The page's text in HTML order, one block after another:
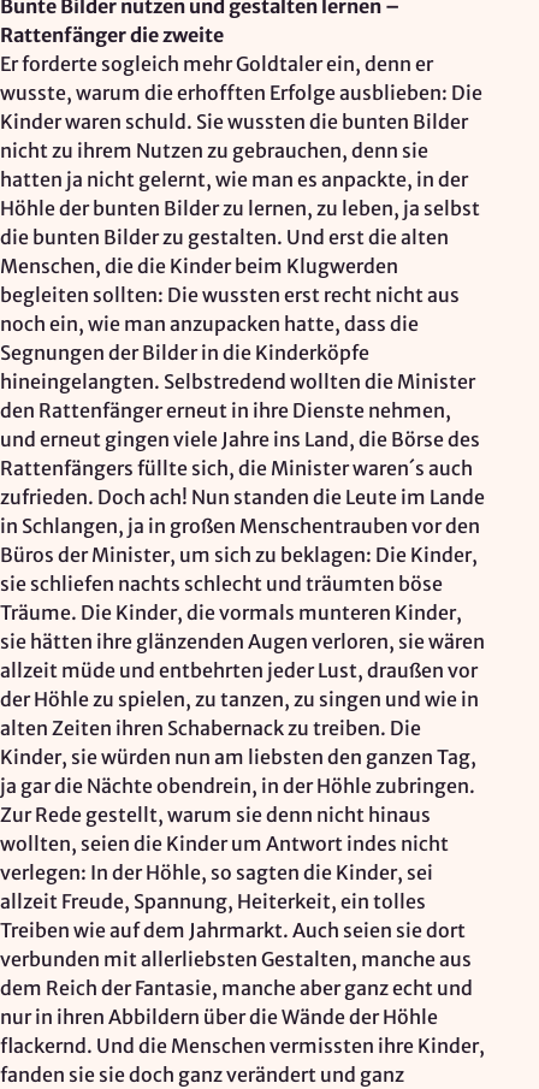
Bunte Bilder nutzen und gestalten lernen –
Rattenfänger die zweite
Er forderte sogleich mehr Goldtaler ein, denn er
wusste, warum die erhofften Erfolge ausblieben: Die
Kinder waren schuld. Sie wussten die bunten Bilder
nicht zu ihrem Nutzen zu gebrauchen, denn sie
hatten ja nicht gelernt, wie man es anpackte, in der
Höhle der bunten Bilder zu lernen, zu leben, ja selbst
die bunten Bilder zu gestalten. Und erst die alten
Menschen, die die Kinder beim Klugwerden
begleiten sollten: Die wussten erst recht nicht aus
noch ein, wie man anzupacken hatte, dass die
Segnungen der Bilder in die Kinderköpfe
hineingelangten. Selbstredend wollten die Minister
den Rattenfänger erneut in ihre Dienste nehmen,
und erneut gingen viele Jahre ins Land, die Börse des
Rattenfängers füllte sich, die Minister waren´s auch
zufrieden. Doch ach! Nun standen die Leute im Lande
in Schlangen, ja in großen Menschentrauben vor den
Büros der Minister, um sich zu beklagen: Die Kinder,
sie schliefen nachts schlecht und träumten böse
Träume. Die Kinder, die vormals munteren Kinder,
sie hätten ihre glänzenden Augen verloren, sie wären
allzeit müde und entbehrten jeder Lust, draußen vor
der Höhle zu spielen, zu tanzen, zu singen und wie in
alten Zeiten ihren Schabernack zu treiben. Die
Kinder, sie würden nun am liebsten den ganzen Tag,
ja gar die Nächte obendrein, in der Höhle zubringen.
Zur Rede gestellt, warum sie denn nicht hinaus
wollten, seien die Kinder um Antwort indes nicht
verlegen: In der Höhle, so sagten die Kinder, sei
allzeit Freude, Spannung, Heiterkeit, ein tolles
Treiben wie auf dem Jahrmarkt. Auch seien sie dort
verbunden mit allerliebsten Gestalten, manche aus
dem Reich der Fantasie, manche aber ganz echt und
nur in ihren Abbildern über die Wände der Höhle
flackernd. Und die Menschen vermissten ihre Kinder,
fanden sie sie doch ganz verändert und ganz